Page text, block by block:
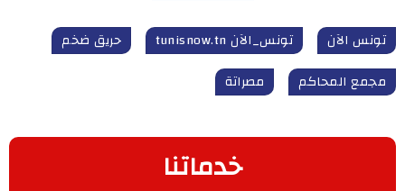
تونس الآن تونس_الآن tunisnow.tn
حريق ضخم
مجمع المحاكم
مصراتة
خدماتنا